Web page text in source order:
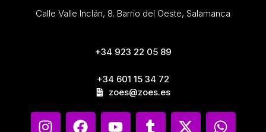
Calle Valle Inclán, 8. Barrio del Oeste, Salamanca
+34 923 22 05 89
+34 601 15 34 72
zoes@zoes.es